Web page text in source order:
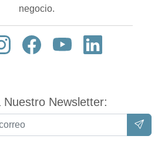
negocio.
Nuestro Newsletter: